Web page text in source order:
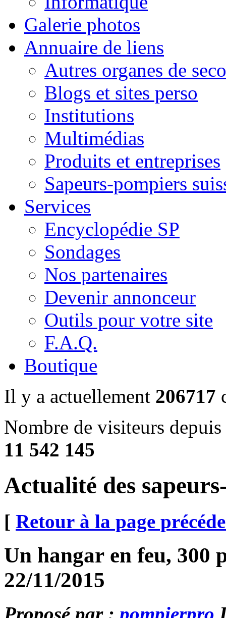
Galerie photos
Annuaire de liens
Autres organes de
Blogs et sites perso
Institutions
Multimédias
Produits et entreprises
Sapeurs-pompiers
Services
Encyclopédie SP
Sondages
Nos partenaires
Devenir annonceur
Outils pour votre site
F.A.Q.
Boutique
Il y a actuellement 206717
Nombre de visiteurs
11 542 145
Actualité des
[ Retour à la page
Un hangar en feu, 300
22/11/2015
Proposé par : pompierpro